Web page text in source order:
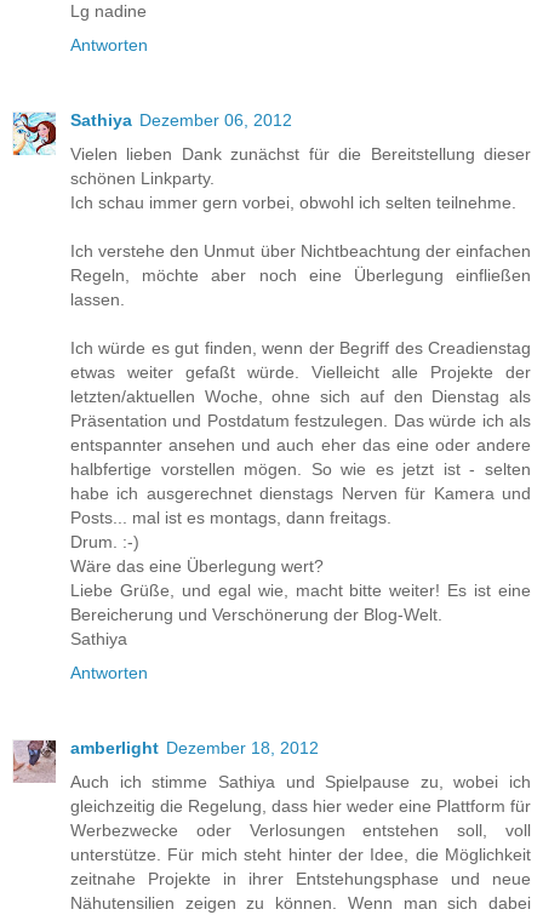
Lg nadine
Antworten
Sathiya Dezember 06, 2012
Vielen lieben Dank zunächst für die Bereitstellung dieser
schönen Linkparty.
Ich schau immer gern vorbei, obwohl ich selten teilnehme.
Ich verstehe den Unmut über Nichtbeachtung der einfachen
Regeln, möchte aber noch eine Überlegung einfließen
lassen.
Ich würde es gut finden, wenn der Begriff des Creadienstag
etwas weiter gefaßt würde. Vielleicht alle Projekte der
letzten/aktuellen Woche, ohne sich auf den Dienstag als
Präsentation und Postdatum festzulegen. Das würde ich als
entspannter ansehen und auch eher das eine oder andere
halbfertige vorstellen mögen. So wie es jetzt ist - selten
habe ich ausgerechnet dienstags Nerven für Kamera und
Posts... mal ist es montags, dann freitags.
Drum. :-)
Wäre das eine Überlegung wert?
Liebe Grüße, und egal wie, macht bitte weiter! Es ist eine
Bereicherung und Verschönerung der Blog-Welt.
Sathiya
Antworten
amberlight Dezember 18, 2012
Auch ich stimme Sathiya und Spielpause zu, wobei ich
gleichzeitig die Regelung, dass hier weder eine Plattform für
Werbezwecke oder Verlosungen entstehen soll, voll
unterstütze. Für mich steht hinter der Idee, die Möglichkeit
zeitnahe Projekte in ihrer Entstehungsphase und neue
Nähutensilien zeigen zu können. Wenn man sich dabei